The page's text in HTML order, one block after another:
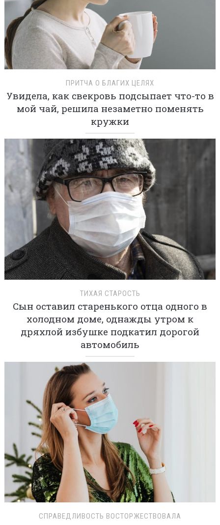
ПРИТЧА О БЛАГИХ ЦЕЛЯХ
Увидела, как свекровь подсыпает что-то в
мой чай, решила незаметно поменять
кружки
ТИХАЯ СТАРОСТЬ
Сын оставил старенького отца одного в
холодном доме, однажды утром к
дряхлой избушке подкатил дорогой
автомобиль
СПРАВЕДЛИВОСТЬ ВОСТОРЖЕСТВОВАЛА